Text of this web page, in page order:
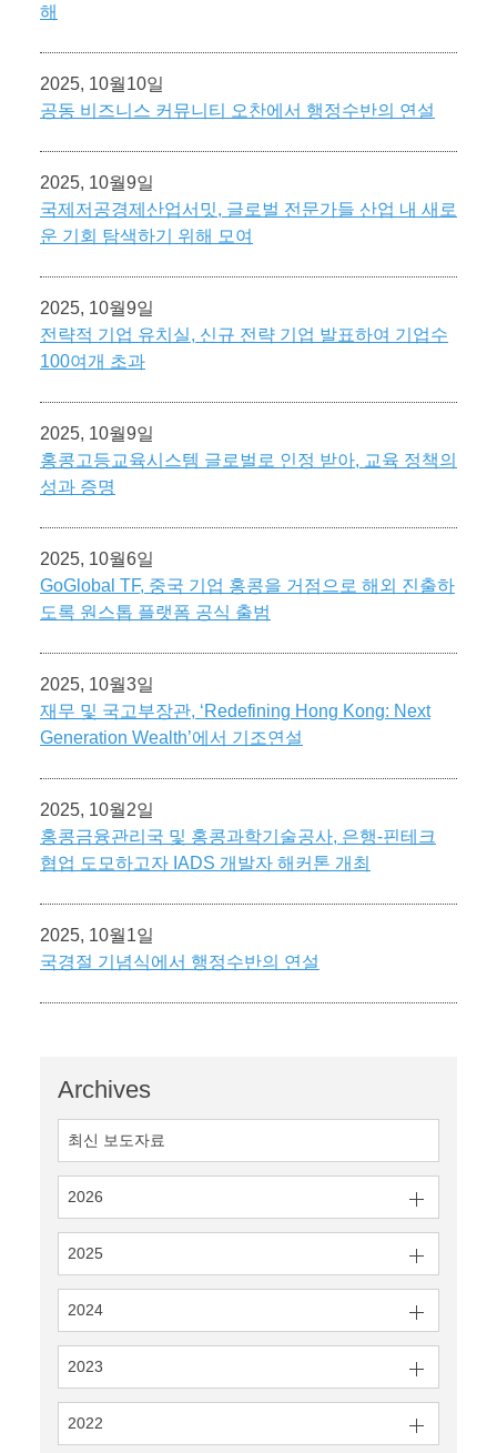
Archives
최신 보도자료
2026
2025
2024
2023
2022
해
2025, 10월10일
공동 비즈니스 커뮤니티 오찬에서 행정수반의 연설
2025, 10월9일
국제저공경제산업서밋, 글로벌 전문가들 산업 내 새로
운 기회 탐색하기 위해 모여
2025, 10월9일
전략적 기업 유치실, 신규 전략 기업 발표하여 기업수
100여개 초과
2025, 10월9일
홍콩고등교육시스템 글로벌로 인정 받아, 교육 정책의
성과 증명
2025, 10월6일
GoGlobal TF, 중국 기업 홍콩을 거점으로 해외 진출하
도록 원스톱 플랫폼 공식 출범
2025, 10월3일
재무 및 국고부장관, ‘Redefining Hong Kong: Next
Generation Wealth’에서 기조연설
2025, 10월2일
홍콩금융관리국 및 홍콩과학기술공사, 은행-핀테크
협업 도모하고자 IADS 개발자 해커톤 개최
2025, 10월1일
국경절 기념식에서 행정수반의 연설